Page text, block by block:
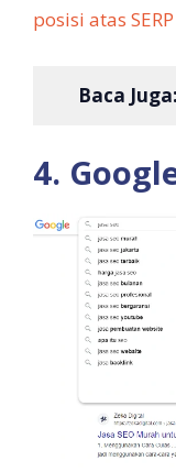
posisi atas SERP
Baca Juga:
4.